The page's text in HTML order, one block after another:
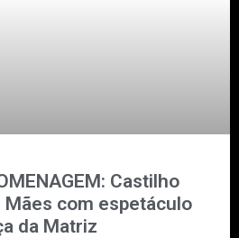
Castilho
Mães com espetáculo
da Matriz